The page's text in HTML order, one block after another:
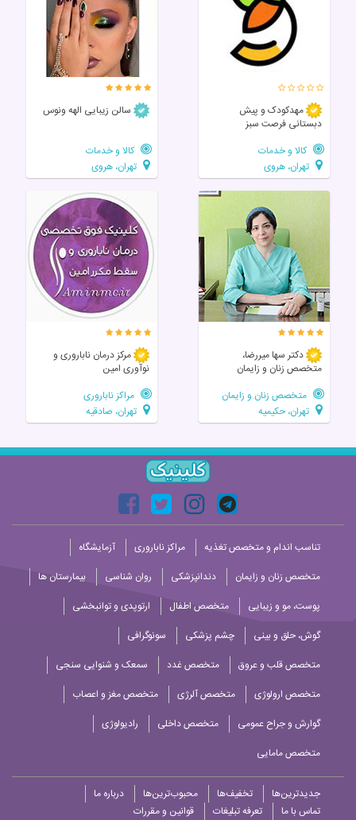
مهدکودک و پیش
دبستانی فرصت سبز
کالا و خدمات
تهران، هروی
سالن زیبایی الهه ونوس
کالا و خدمات
تهران، هروی
دکتر سها میررضا،
متخصص زنان و زایمان
متخصص زنان و زایمان
تهران، حکیمیه
مرکز درمان ناباروری و
نوآوری امین
مراکز ناباروری
تهران، صادقیه
تناسب اندام و متخصص تغذیه مراکز ناباروری
آزمایشگاه
متخصص زنان و زایمان
دندانپزشکی روان شناسی
بیمارستان ها
پوست، مو و زیبایی
متخصص اطفال
ارتوپدی و توانبخشی
گوش، حلق و بینی
چشم پزشکی
سونوگرافی
متخصص قلب و عروق
متخصص غدد
سمعک و شنوایی سنجی
متخصص ارولوژی
متخصص آلرژی
متخصص مغز و اعصاب
گوارش و جراح عمومی
متخصص داخلی
رادیولوژی
متخصص مامایی
جدیدترین‌ها تخفیف‌ها محبوب‌ترین‌ها
درباره ما
تماس با ما
تعرفه تبلیغات قوانین و مقررات